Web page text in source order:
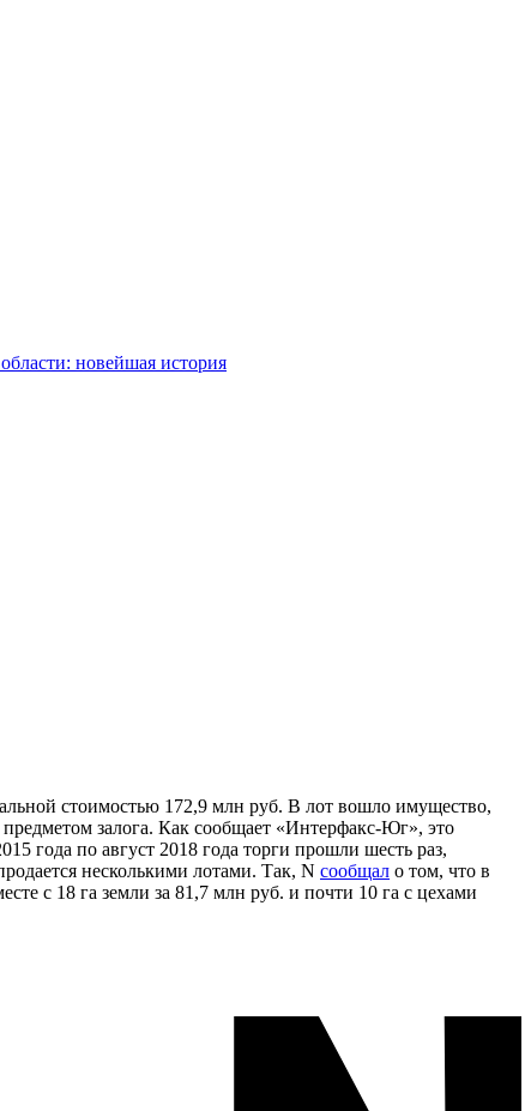
новейшая история
стоимостью 172,9 млн руб. В лот вошло имущество,
залога. Как сообщает «Интерфакс-Юг», это
года по август 2018 года торги прошли шесть раз,
несколькими лотами. Так, N сообщал о том, что в
с 18 га земли за 81,7 млн руб. и почти 10 га с цехами